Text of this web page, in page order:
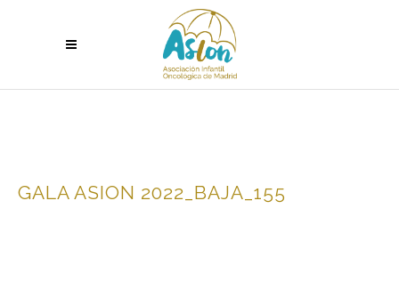
GALA ASION 2022_BAJA_155